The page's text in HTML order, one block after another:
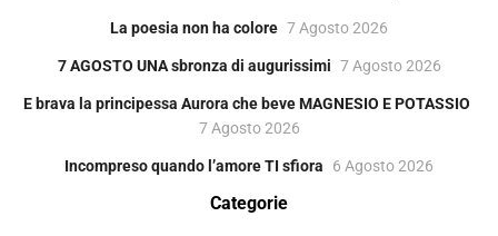
La poesia non ha colore 7 Agosto 2026
7 AGOSTO UNA sbronza di augurissimi 7 Agosto 2026
E brava la principessa Aurora che beve MAGNESIO E POTASSIO
7 Agosto 2026
Incompreso quando l’amore TI sfiora 6 Agosto 2026
Categorie